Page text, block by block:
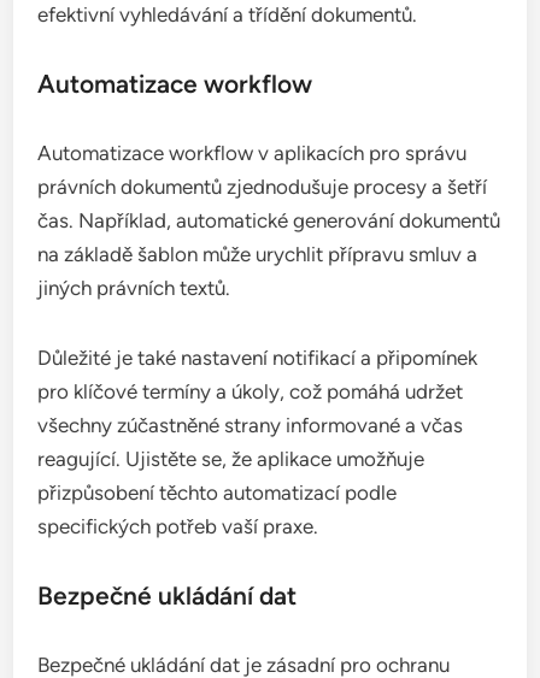
efektivní vyhledávání a třídění dokumentů.
Automatizace workflow
Automatizace workflow v aplikacích pro správu
právních dokumentů zjednodušuje procesy a šetří
čas. Například, automatické generování dokumentů
na základě šablon může urychlit přípravu smluv a
jiných právních textů.
Důležité je také nastavení notifikací a připomínek
pro klíčové termíny a úkoly, což pomáhá udržet
všechny zúčastněné strany informované a včas
reagující. Ujistěte se, že aplikace umožňuje
přizpůsobení těchto automatizací podle
specifických potřeb vaší praxe.
Bezpečné ukládání dat
Bezpečné ukládání dat je zásadní pro ochranu